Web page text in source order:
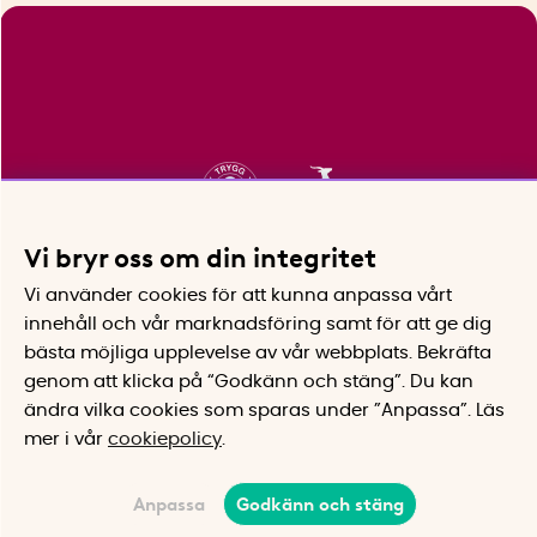
Vi bryr oss om din integritet
Vi använder cookies för att kunna anpassa vårt
innehåll och vår marknadsföring samt för att ge dig
bästa möjliga upplevelse av vår webbplats.
Bekräfta
genom att klicka på “Godkänn och stäng”. Du kan
ändra vilka cookies som sparas under ”Anpassa”.
Läs
mer i vår cookiepolicy
Anpassa Godkänn och stäng